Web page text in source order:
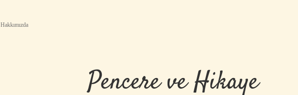
Hakkımızda
Pencere ve Hikaye